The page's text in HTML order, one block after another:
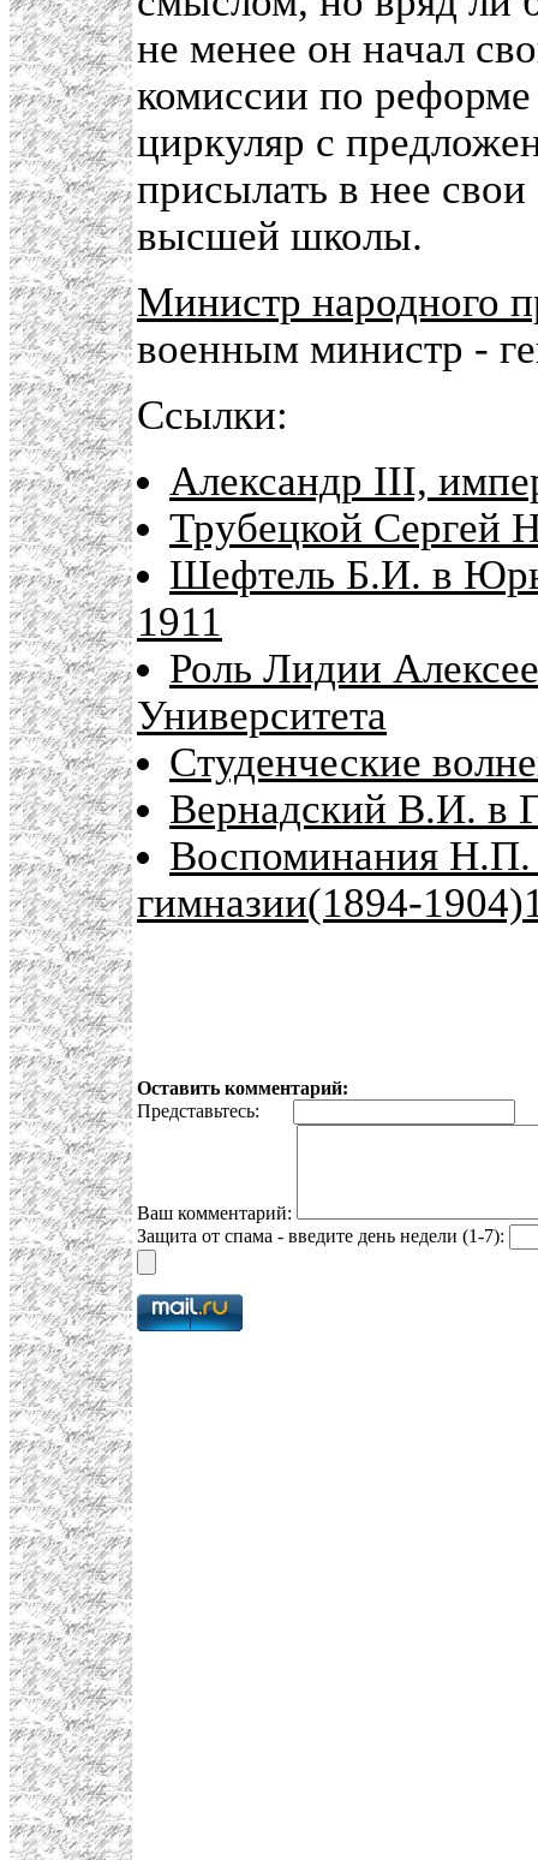
не менее он начал
комиссии по реформе
циркуляр с
присылать в нее
высшей школы.
Министр народного
военным министр -
Ссылки:
Александр III,
Трубецкой Сергей
Шефтель Б.И. в
1911
Роль Лидии
Университета
Студенческие
Вернадский В.И. в
Воспоминания Н.П.
гимназии(1894-
Оставить комментарий:
Представьтесь:
Ваш комментарий:
Защита от спама - введите день недели (1-7):